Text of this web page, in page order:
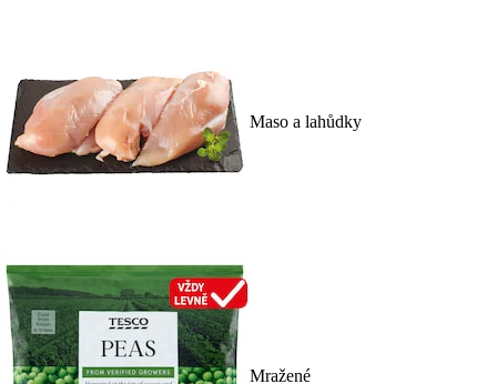
Maso a lahůdky
Mražené